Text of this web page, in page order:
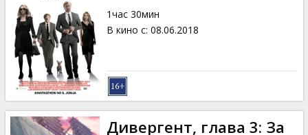
1час 30мин
В кино с: 08.06.2018
Дивергент, глава 3: За